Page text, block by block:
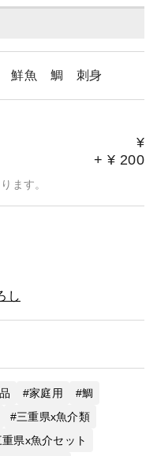
鮮魚 鯛 刺身
¥
+ ¥ 200
ます。
し
家庭用
鯛
三重県x魚介類
重県x魚介セット